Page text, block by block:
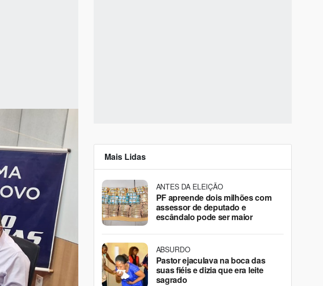
Mais Lidas
ANTES DA ELEIÇÃO
PF apreende dois milhões com
assessor de deputado e
escândalo pode ser maior
ABSURDO
Pastor ejaculava na boca das
suas fiéis e dizia que era leite
sagrado